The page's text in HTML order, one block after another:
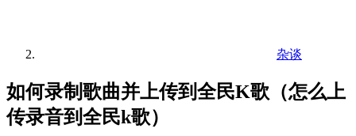
杂谈
如何录制歌曲并上传到全民K歌（怎么上
传录音到全民k歌）